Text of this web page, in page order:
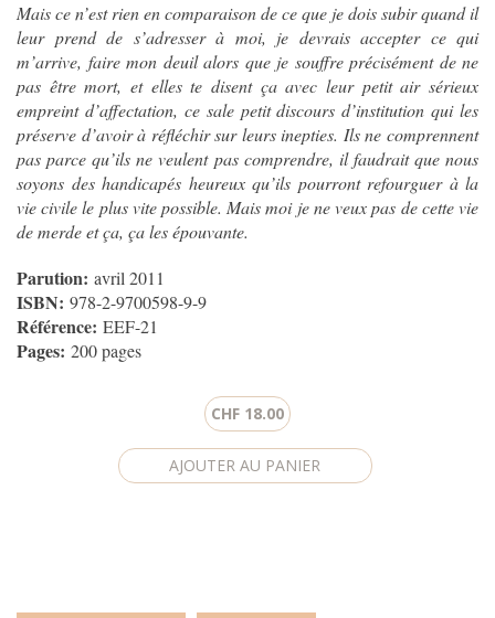
Mais ce n’est rien en comparaison de ce que je dois subir quand il
leur prend de s’adresser à moi, je devrais accepter ce qui
m’arrive, faire mon deuil alors que je souffre précisément de ne
pas être mort, et elles te disent ça avec leur petit air sérieux
empreint d’affectation, ce sale petit discours d’institution qui les
préserve d’avoir à réfléchir sur leurs inepties. Ils ne comprennent
pas parce qu’ils ne veulent pas comprendre, il faudrait que nous
soyons des handicapés heureux qu’ils pourront refourguer à la
vie civile le plus vite possible. Mais moi je ne veux pas de cette vie
de merde et ça, ça les épouvante.
Parution: avril 2011
ISBN: 978-2-9700598-9-9
Référence: EEF-21
Pages: 200 pages
CHF 18.00